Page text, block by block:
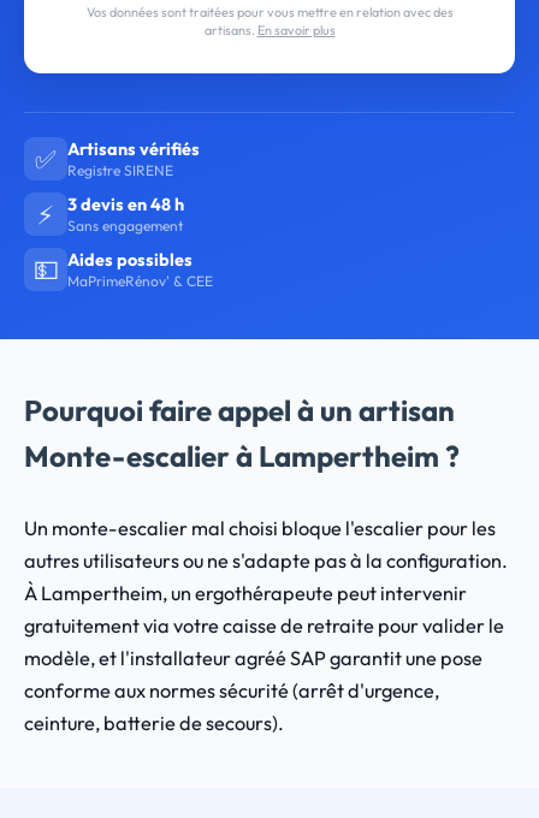
Vos données sont traitées pour vous mettre en relation avec des
artisans. En savoir plus
✅ Artisans vérifiés
Registre SIRENE
⚡ 3 devis en 48 h
Sans engagement
💵 Aides possibles
MaPrimeRénov' & CEE
Pourquoi faire appel à un artisan
Monte-escalier à Lampertheim ?
Un monte-escalier mal choisi bloque l'escalier pour les
autres utilisateurs ou ne s'adapte pas à la configuration.
À Lampertheim, un ergothérapeute peut intervenir
gratuitement via votre caisse de retraite pour valider le
modèle, et l'installateur agréé SAP garantit une pose
conforme aux normes sécurité (arrêt d'urgence,
ceinture, batterie de secours).